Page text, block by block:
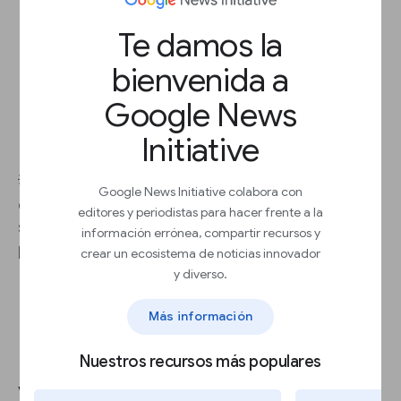
Te damos la
bienvenida a
Google News
Initiative
Google News Initiative colabora con
editores y periodistas para hacer frente a la
información errónea, compartir recursos y
crear un ecosistema de noticias innovador
y diverso.
Más información
Nuestros recursos más populares
audiencia a que pruebe tu producto
producto
Promociones,para recibir comentarios o
para generar demanda
Entrevistas,para entender lo que valoran
los usuarios
Crowdfunding o venta anticipada,
evaluar el interés
💡
Práctica recomendada:
Prueba los anuncios
en diferentes plataformas publicitarias y haz un
seguimiento del número de clics para ver si tu
producto le gusta a tu audiencia.